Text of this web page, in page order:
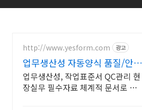
http://www.yesform.com 광고
업무생산성 자동양식 품질/안전
자료 최신판
업무생산성, 작업표준서 QC관리 현
장실무 필수자료 체계적 문서로 생